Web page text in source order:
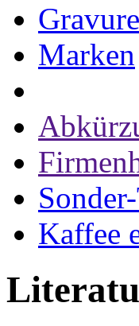
Marken
Kaffee